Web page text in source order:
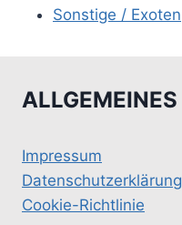
Sonstige / Exoten
ALLGEMEINES
Impressum
Datenschutzerklärung
Cookie-Richtlinie